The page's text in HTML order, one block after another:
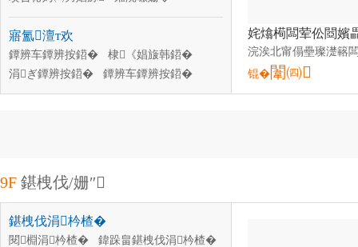
鐑橀瀷鍣�
鎶芥繒姗�
椹呴紶鍣�
鍔犳繒鍣�
椹呰煵椹呴紶鍣�
闆诲惞棰�
鎿︾獥姗熷櫒浜�
寤氳澶т欢
鐔辨车鐔辨按鍣�
棣《娼旇韩鍣�
涓ぎ鐔辨按鍣�
鐔辨车鐔辨按鍣�
寤氳閰嶄欢
鐕冩埃鐔辨按鍣�
锟�闈㈣
9F 鍖栧伐/姗″
鍖栧伐涓枔楂�
閱棩涓枔楂�
鍏跺畠鍖栧伐涓枔楂�